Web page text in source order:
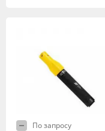
По запросу